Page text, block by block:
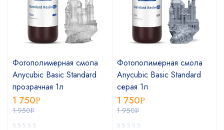
Фотополимерная смола
Anycubic Basic Standard
прозрачная 1л
1 950Р
1 750Р
Фотополимерная смола
Anycubic Basic Standard
серая 1л
1 950Р
1 750Р